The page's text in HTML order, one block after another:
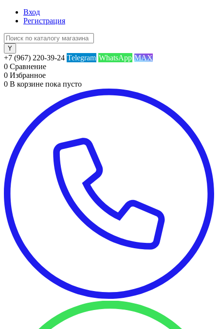
Вход
Регистрация
+7 (967) 220-39-24 Telegram WhatsApp MAX
0 Сравнение
0 Избранное
0 В корзине пока пусто